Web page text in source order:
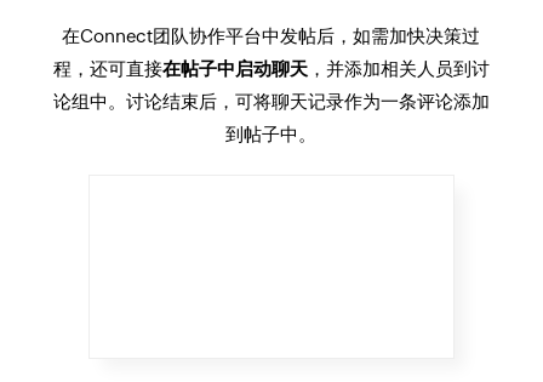
在Connect团队协作平台中发帖后，如需加快决策过
程，还可直接在帖子中启动聊天，并添加相关人员到讨
论组中。讨论结束后，可将聊天记录作为一条评论添加
到帖子中。